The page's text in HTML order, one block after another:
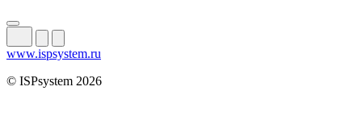
www.ispsystem.ru
© ISPsystem 2026